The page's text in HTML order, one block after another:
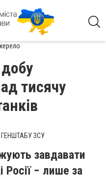
тисячу
ГЕНШТАБУ ЗСУ
завдавати
Росії − лише за